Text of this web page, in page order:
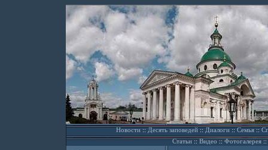
Новости::Десять заповедей::Диалоги::Семья::
Статьи::Видео ::Фотогалерея::